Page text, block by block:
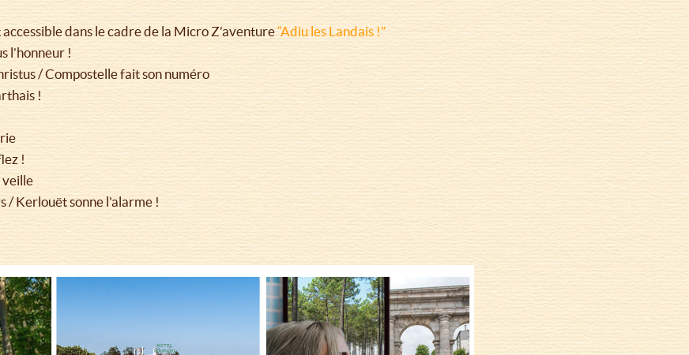
dans le cadre de la Micro Z’aventure“Adiu les Landais !”
l’honneur !
/ Compostelle fait son numéro
!
!
veille
/ Kerlouët sonne l'alarme !